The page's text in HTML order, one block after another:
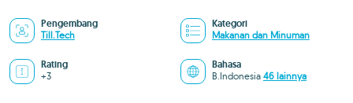
Pengembang
Till.Tech
Kategori
Makanan dan Minuman
Rating
+3
Bahasa
B.Indonesia 46 lainnya